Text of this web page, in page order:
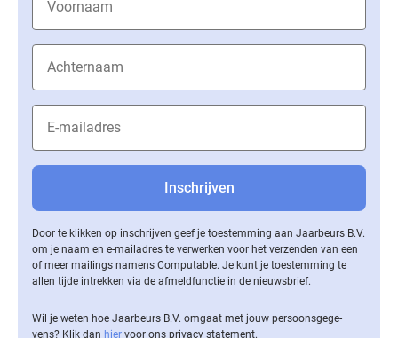
Door te klikken op inschrijven geef je toestemming aan Jaarbeurs B.V.
om je naam en e-mailadres te verwerken voor het verzenden van een
of meer mailings namens Computable. Je kunt je toestemming te
allen tijde intrekken via de af­meld­func­tie in de nieuwsbrief.
Wil je weten hoe Jaarbeurs B.V. omgaat met jouw per­soons­ge­ge­
vens? Klik dan hier voor ons privacy statement.